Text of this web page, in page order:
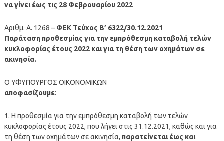
να γίνει έως τις 28 Φεβρουαρίου 2022
Αριθμ. Α. 1268 – ΦΕΚ Τεύχος B’ 6322/30.12.2021
Παράταση προθεσμίας για την εμπρόθεσμη καταβολή τελών
κυκλοφορίας έτους 2022 και για τη θέση των οχημάτων σε
ακινησία.
Ο ΥΦΥΠΟΥΡΓΟΣ ΟΙΚΟΝΟΜΙΚΩΝ
αποφασίζουμε:
1. Η προθεσμία για την εμπρόθεσμη καταβολή των τελών
κυκλοφορίας έτους 2022, που λήγει στις 31.12.2021, καθώς και για
τη θέση των οχημάτων σε ακινησία, παρατείνεται έως και